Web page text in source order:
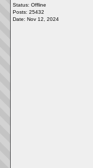
Status: Offline
Posts: 25432
Date: Nov 12, 2024